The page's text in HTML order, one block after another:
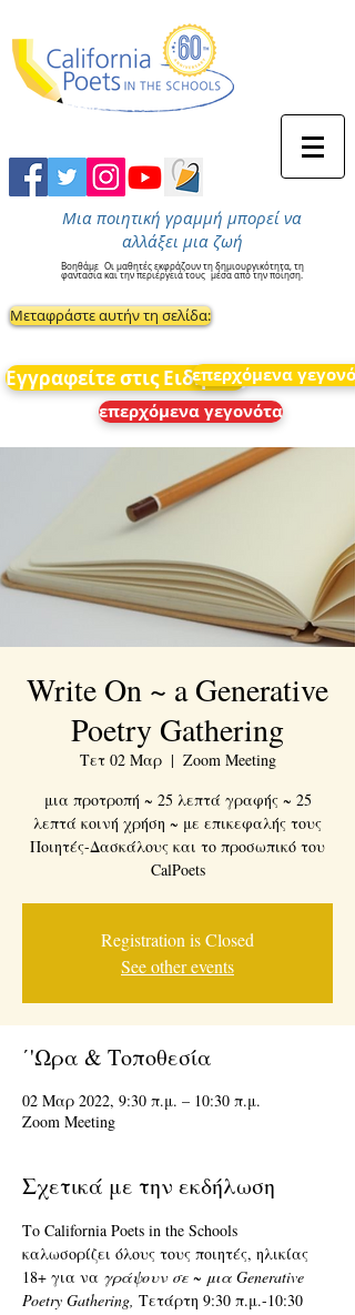
Μια ποιητική γραμμή μπορεί να
αλλάξει μια ζωή
Βοηθάμε Οι μαθητές εκφράζουν τη δημιουργικότητα, τη
φαντασία και την περιέργειά τους μέσα από την ποίηση.
Μεταφράστε αυτήν τη σελίδα:
Εγγραφείτε στις Ειδήσεις
επερχόμενα
επερχόμενα γεγονότα
Write On ~ a Generative
Poetry Gathering
Τετ 02 Μαρ
  |
Zoom Meeting
μια προτροπή ~ 25 λεπτά γραφής ~ 25
λεπτά κοινή χρήση ~ με επικεφαλής τους
Ποιητές-Δασκάλους και το προσωπικό του
CalPoets
Registration is Closed
See other events
΄'Ωρα & Τοποθεσία
02 Μαρ 2022, 9:30 π.μ. – 10:30 π.μ.
Zoom Meeting
Σχετικά με την εκδήλωση
Το California Poets in the Schools
καλωσορίζει όλους τους ποιητές, ηλικίας
18+ για να γράψουν σε ~ μια Generative
Poetry Gathering, Τετάρτη 9:30 π.μ.-10:30